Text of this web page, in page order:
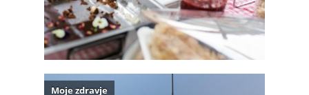
Moje zdravje